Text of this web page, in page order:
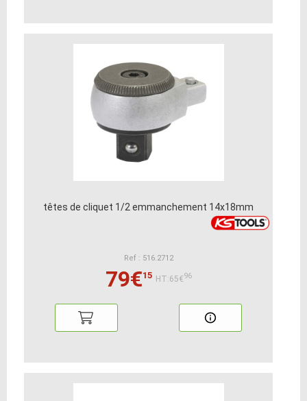
têtes de cliquet 1/2 emmanchement 14x18mm
Ref : 516.2712
79€15 HT:65€96